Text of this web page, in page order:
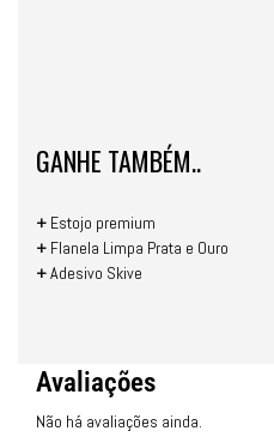
GANHE TAMBÉM..
+ Estojo premium
+ Flanela Limpa Prata e Ouro
+Adesivo Skive
Avaliações
Não há avaliações ainda.